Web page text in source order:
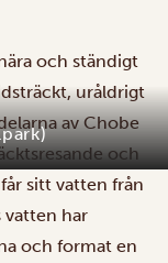
och ständigt
uråldrigt
av Chobe
och
sitt vatten från
vatten har
och format en